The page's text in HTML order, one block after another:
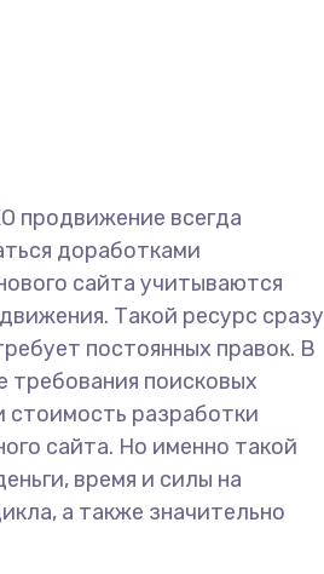
продвижение всегда
доработками
сайта учитываются
Такой ресурс сразу
постоянных правок. В
требования поисковых
стоимость разработки
сайта. Но именно такой
время и силы на
а также значительно